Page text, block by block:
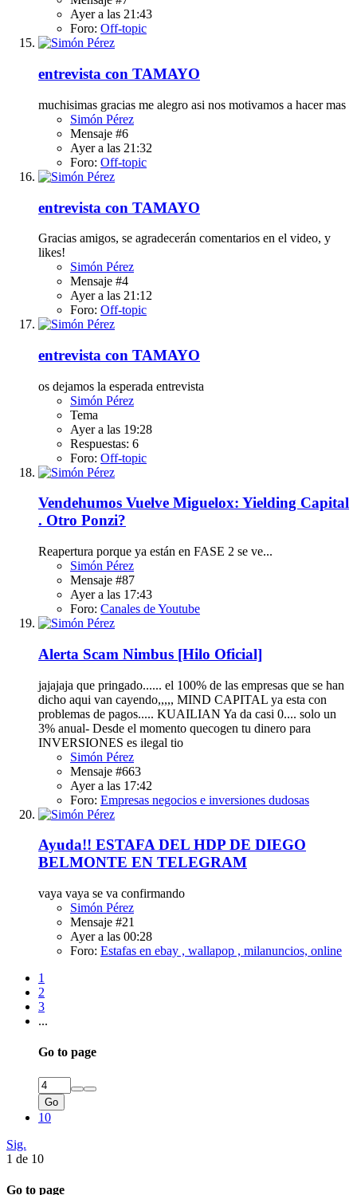
Ayer a las 21:43
Foro: Off-topic
entrevista con TAMAYO
muchisimas gracias me alegro asi nos motivamos a hacer mas
Simón Pérez
Mensaje #6
Ayer a las 21:32
Foro: Off-topic
entrevista con TAMAYO
Gracias amigos, se agradecerán comentarios en el video, y
likes!
Simón Pérez
Mensaje #4
Ayer a las 21:12
Foro: Off-topic
entrevista con TAMAYO
os dejamos la esperada entrevista
Simón Pérez
Tema
Ayer a las 19:28
Respuestas: 6
Foro: Off-topic
Vendehumos Vuelve Miguelox: Yielding Capital
. Otro Ponzi?
Reapertura porque ya están en FASE 2 se ve...
Simón Pérez
Mensaje #87
Ayer a las 17:43
Foro: Canales de Youtube
Alerta Scam Nimbus [Hilo Oficial]
jajajaja que pringado...... el 100% de las empresas que se han
dicho aqui van cayendo,,,,, MIND CAPITAL ya esta con
problemas de pagos..... KUAILIAN Ya da casi 0.... solo un
3% anual- Desde el momento quecogen tu dinero para
INVERSIONES es ilegal tio
Simón Pérez
Mensaje #663
Ayer a las 17:42
Foro: Empresas negocios e inversiones dudosas
Ayuda!! ESTAFA DEL HDP DE DIEGO
BELMONTE EN TELEGRAM
vaya vaya se va confirmando
Simón Pérez
Mensaje #21
Ayer a las 00:28
Foro: Estafas en ebay , wallapop , milanuncios, online
1
2
3
...
Go to page
Go
10
Sig.
1 de 10
Go to page